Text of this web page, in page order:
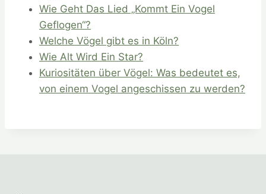
Wie Geht Das Lied „Kommt Ein Vogel
Geflogen“?
Welche Vögel gibt es in Köln?
Wie Alt Wird Ein Star?
Kuriositäten über Vögel: Was bedeutet es,
von einem Vogel angeschissen zu werden?